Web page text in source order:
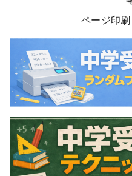
ページ印刷